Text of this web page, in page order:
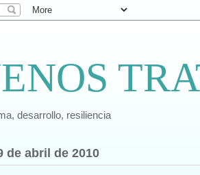
desarrollo, resiliencia
de abril de 2010